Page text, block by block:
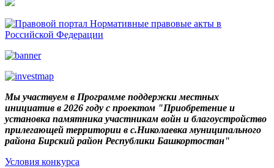
Мы участвуем в Программе поддержки местных
инициатив в 2026 году с проектом "Приобретение и
установка памятника участникам войн и благоустройство
прилегающей территории в с.Николаевка муниципального
района Бирский район Республики Башкортостан"
Условия конкурса